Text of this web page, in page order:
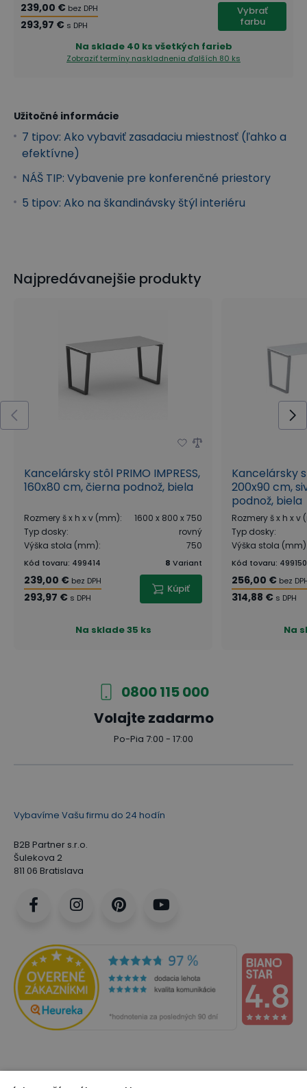
239,00 € bez DPH
293,97 € s DPH
Vybrať
farbu
Na sklade 40 ks všetkých farieb
Zobraziť termíny naskladnenia ďalších 80 ks
Užitočné informácie
7 tipov: Ako vybaviť zasadaciu miestnosť (ľahko a
efektívne)
NÁŠ TIP: Vybavenie pre konferenčné priestory
5 tipov: Ako na škandinávsky štýl interiéru
Najpredávanejšie produkty
Kancelársky stôl PRIMO IMPRESS,
160x80 cm, čierna podnož, biela
Rozmery š x h x v (mm):
1600 x 800 x 750
Typ dosky:
rovný
Výška stola (mm): 750
Kód tovaru: 499414 8 Variant
239,00 € bez DPH
293,97 € s DPH
Kúpiť
Na sklade35 ks
Kancelársky
200x90 cm,
podnož, biela
Rozmery š x h x v
Typ dosky:
Výška stola (mm)
Kód tovaru: 499150
256,00 € bez
314,88 € s DPH
Na
0800 115 000
Volajte zadarmo
Po-Pia 7:00 - 17:00
Vybavíme Vašu firmu do 24 hodín
B2B Partner s.r.o.
Šulekova 2
811 06 Bratislava